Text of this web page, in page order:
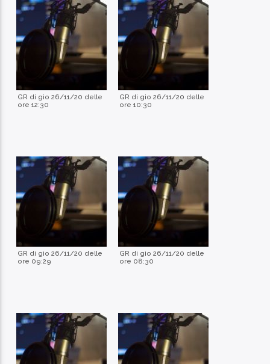
GR di gio 26/11/20 delle
ore 12:30
GR di gio 26/11/20 delle
ore 10:30
GR di gio 26/11/20 delle
ore 09:29
GR di gio 26/11/20 delle
ore 08:30